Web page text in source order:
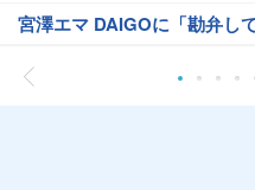
宮澤エマ DAIGOに「勘弁して